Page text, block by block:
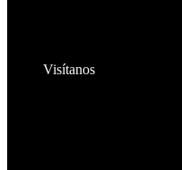
Visítanos